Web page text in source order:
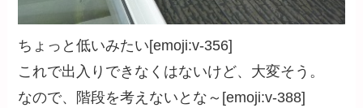
ちょっと低いみたい[emoji:v-356]
これで出入りできなくはないけど、大変そう。
なので、階段を考えないとな～[emoji:v-388]